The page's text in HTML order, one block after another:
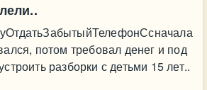
потом требовал денег и под
разборки с детьми 15 лет..